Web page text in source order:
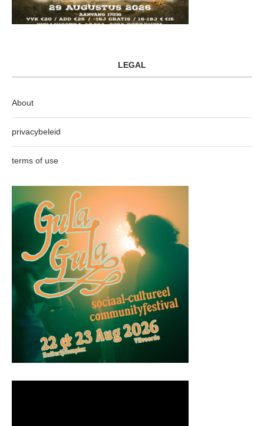
LEGAL
About
privacybeleid
terms of use